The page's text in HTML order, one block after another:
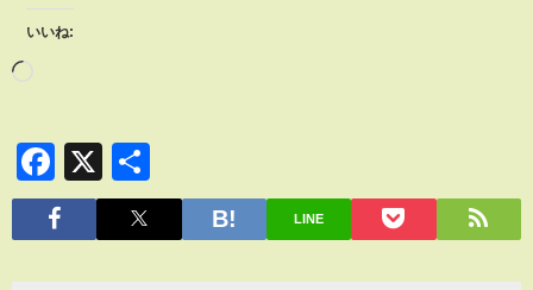
いいね:
Facebook
X
有
LINE